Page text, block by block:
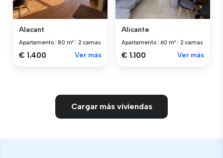
Alacant
Apartamento |80 m² 2 camas
€ 1.400 Ver más
Alicante
Apartamento 60 m² 2 camas
€ 1.100 Ver más
Cargar más viviendas